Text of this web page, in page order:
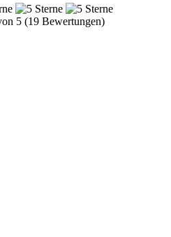
5 (19 Bewertungen)